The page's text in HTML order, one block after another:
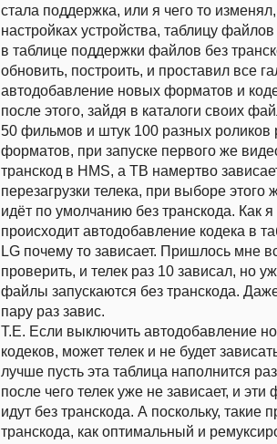
стала поддержка, или я чего то
настройках устройства, таблицу
в таблице поддержки файлов без
обновить, построить, и проставил все
автодобавление новых форматов и
после этого, зайдя в каталоги своих
50 фильмов и штук 100 разных роликов
форматов, при запуске первого же
транскод в HMS, а ТВ намертво
перезагрузки телека, при выборе этого
идёт по умолчанию без транскода. Как
происходит автодобавление кодека в
LG почему то зависает. Пришлось мне
проверить, и телек раз 10 зависал, но
файлы запускаются без транскода.
пару раз завис.
Т.Е. Если выключить автодобавление
кодеков, может телек и не будет
лучше пусть эта таблица наполнится
после чего телек уже не зависает, и
идут без транскода. А поскольку, такие
транскода, как оптимальный и